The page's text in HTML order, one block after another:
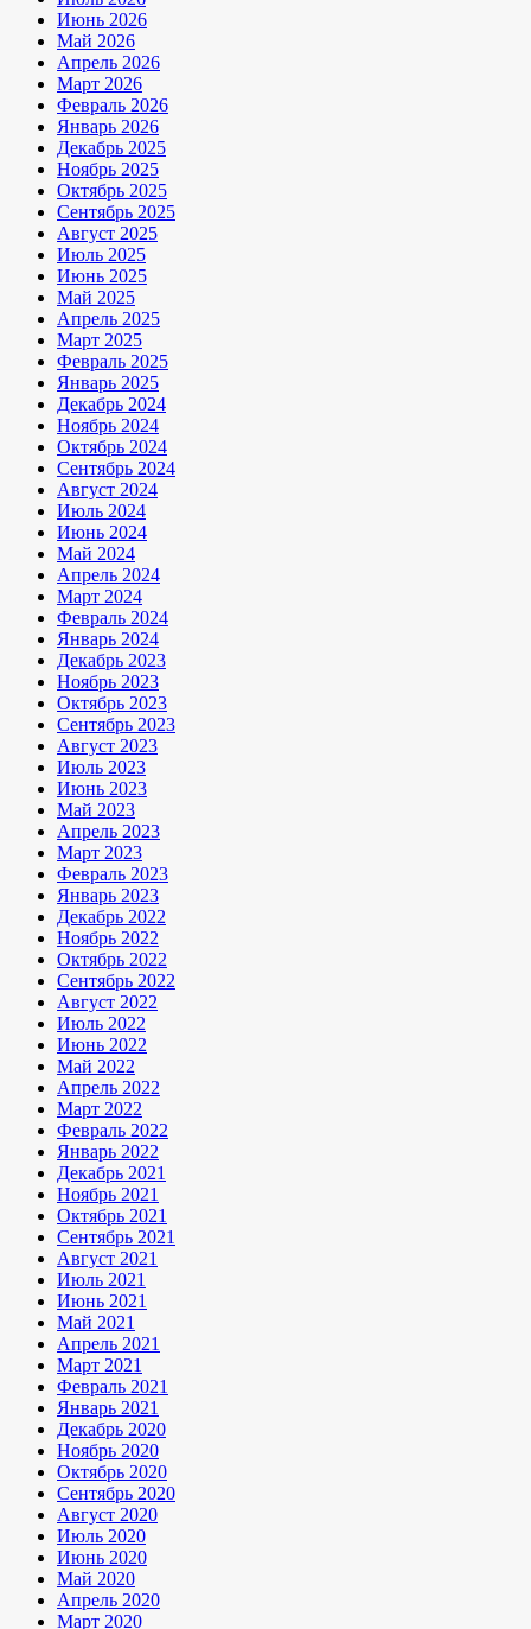
Июнь 2026
Май 2026
Апрель 2026
Март 2026
Февраль 2026
Январь 2026
Декабрь 2025
Ноябрь 2025
Октябрь 2025
Сентябрь 2025
Август 2025
Июль 2025
Июнь 2025
Май 2025
Апрель 2025
Март 2025
Февраль 2025
Январь 2025
Декабрь 2024
Ноябрь 2024
Октябрь 2024
Сентябрь 2024
Август 2024
Июль 2024
Июнь 2024
Май 2024
Апрель 2024
Март 2024
Февраль 2024
Январь 2024
Декабрь 2023
Ноябрь 2023
Октябрь 2023
Сентябрь 2023
Август 2023
Июль 2023
Июнь 2023
Май 2023
Апрель 2023
Март 2023
Февраль 2023
Январь 2023
Декабрь 2022
Ноябрь 2022
Октябрь 2022
Сентябрь 2022
Август 2022
Июль 2022
Июнь 2022
Май 2022
Апрель 2022
Март 2022
Февраль 2022
Январь 2022
Декабрь 2021
Ноябрь 2021
Октябрь 2021
Сентябрь 2021
Август 2021
Июль 2021
Июнь 2021
Май 2021
Апрель 2021
Март 2021
Февраль 2021
Январь 2021
Декабрь 2020
Ноябрь 2020
Октябрь 2020
Сентябрь 2020
Август 2020
Июль 2020
Июнь 2020
Май 2020
Апрель 2020
Март 2020